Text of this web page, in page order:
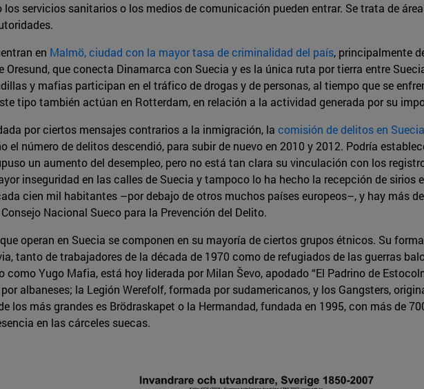
servicios sanitarios o los medios de comunicación pueden entrar. Se trata de
en Malmö, ciudad con la mayor tasa de criminalidad del país, principalmente
Oresund, que conecta Dinamarca con Suecia y es la única ruta por tierra entre
y mafias participan en el tráfico de drogas y de personas, al tiempo que se
tipo también actúan en Rotterdam, en relación a la actividad generada por su
por ciertos mensajes contrarios a la inmigración, la comisión de delitos en Suecia
el número de delitos descendió, para subir de nuevo en 2010 y 2012. Podría
un aumento del desempleo, pero no está tan clara su vinculación con los
inseguridad en las calles de Suecia y tampoco lo ha hecho la recepción de sirios
cien mil habitantes –por debajo de otros muchos países europeos–, y hay más
Nacional Sueco para la Prevención del Delito.
operan en Suecia se componen en su mayoría de ciertos grupos étnicos. Su
tanto de trabajadores de la década de 1970 como de refugiados de las guerras
como Yugo Mafia, está hoy liderada por Milan Ševo, apodado “El Padrino de
albaneses; la Legión Werefolf, formada por sudamericanos, y los Gangsters,
los más grandes es Brödraskapet o la Hermandad, fundada en 1995, con más de
en las cárceles suecas.